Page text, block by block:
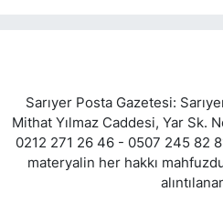
Sarıyer Posta Gazetesi:
Mithat Yılmaz Caddesi, Yar Sk.
0212 271 26 46 - 0507 245 82
materyalin her hakkı